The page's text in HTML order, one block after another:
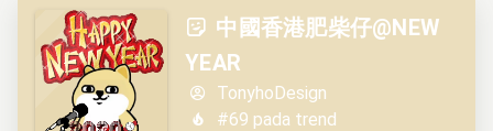
中國香港肥柴仔@NEW
YEAR
TonyhoDesign
#69 pada trend